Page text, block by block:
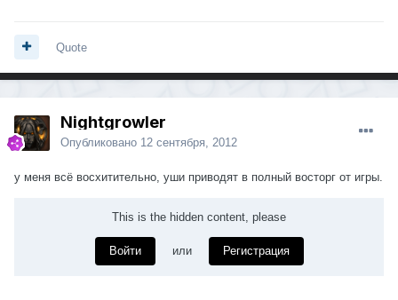
Quote
Nightgrowler
Опубликовано 12 сентября, 2012
у меня всё восхитительно, уши приводят в полный восторг от игры.
This is the hidden content, please
Войти или Регистрация